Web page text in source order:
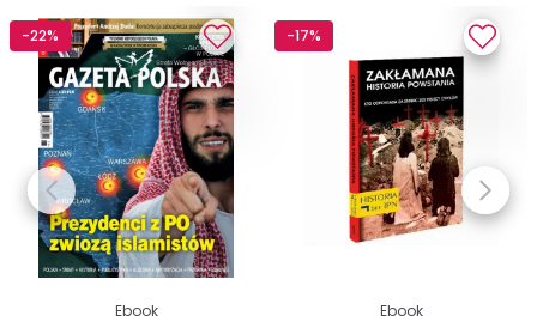
-22%
Ebook
-17%
Ebook